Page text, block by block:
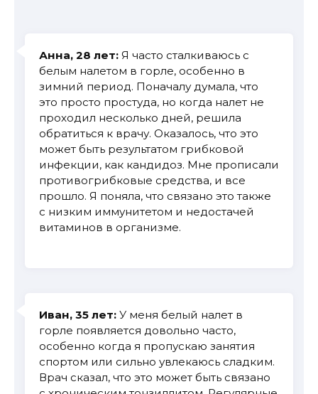
Анна, 28 лет: Я часто сталкиваюсь с
белым налетом в горле, особенно в
зимний период. Поначалу думала, что
это просто простуда, но когда налет не
проходил несколько дней, решила
обратиться к врачу. Оказалось, что это
может быть результатом грибковой
инфекции, как кандидоз. Мне прописали
противогрибковые средства, и все
прошло. Я поняла, что связано это также
с низким иммунитетом и недостачей
витаминов в организме.
Иван, 35 лет: У меня белый налет в
горле появляется довольно часто,
особенно когда я пропускаю занятия
спортом или сильно увлекаюсь сладким.
Врач сказал, что это может быть связано